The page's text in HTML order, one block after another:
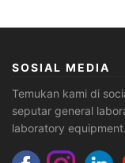
SOSIAL MEDIA
Temukan kami di
seputar general
laboratory equipment.